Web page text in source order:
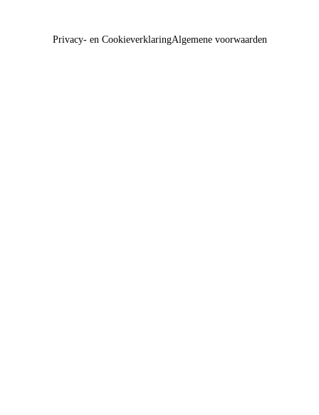
Privacy- en CookieverklaringAlgemene voorwaarden